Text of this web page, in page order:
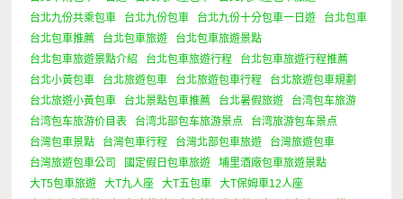
台北九份共乘包車
台北九份包車 台北九份十分包車一日遊
台北包車
台北包車推薦
台北包車旅遊
台北包車旅遊景點
台北包車旅遊景點介紹
台北包車旅遊行程
台北包車旅遊行程推薦
台北小黃包車
台北旅遊包車 台北旅遊包車行程
台北旅遊包車規劃
台北旅遊小黃包車
台北景點包車推薦 台北暑假旅遊
台湾包车旅游
台湾包车旅游价目表
台湾北部包车旅游景点
台湾旅游包车景点
台灣包車景點
台灣包車行程 台灣北部包車旅遊
台灣旅遊包車
台灣旅遊包車公司
國定假日包車旅遊
埔里酒廠包車旅遊景點
大T5包車旅遊
大T九人座 大T五包車
大T保姆車12人座